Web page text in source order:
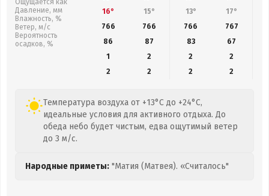
Ощущается как
Давление, мм
Влажность, %
Ветер, м/с
Вероятность
осадков, %
16° 15° 13° 17°
766
766 766 767
86
87 83 67
1
2 2
2
2
2 2 2
Температура воздуха от +13°C до +24°C,
идеальные условия для активного отдыха. До
обеда небо будет чистым, едва ощутимый ветер
до 3 м/с.
Народные приметы: "Матия (Матвея). «Считалось"